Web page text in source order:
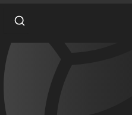
Spielersuche